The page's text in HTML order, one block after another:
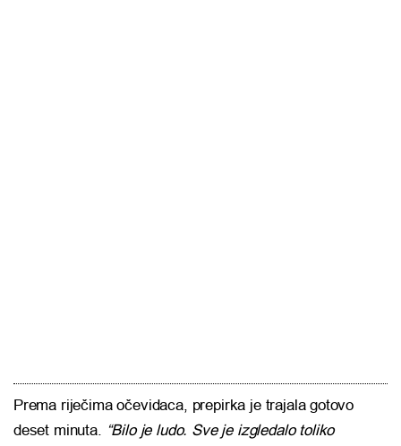
Prema riječima očevidaca, prepirka je trajala gotovo
deset minuta. “Bilo je ludo. Sve je izgledalo toliko